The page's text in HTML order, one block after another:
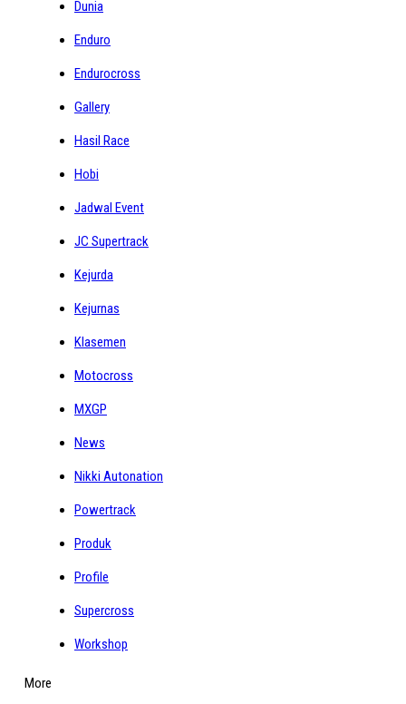
Dunia
Enduro
Endurocross
Gallery
Hasil Race
Hobi
Jadwal Event
JC Supertrack
Kejurda
Kejurnas
Klasemen
Motocross
MXGP
News
Nikki Autonation
Powertrack
Produk
Profile
Supercross
Workshop
More